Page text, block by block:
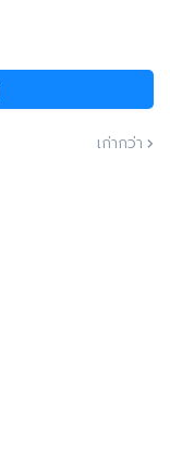
เก่ากว่า